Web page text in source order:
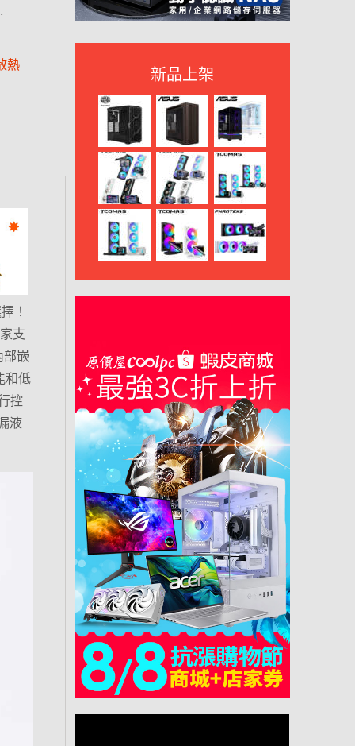
熱
！
支
部嵌
和低
控
液
新品上架